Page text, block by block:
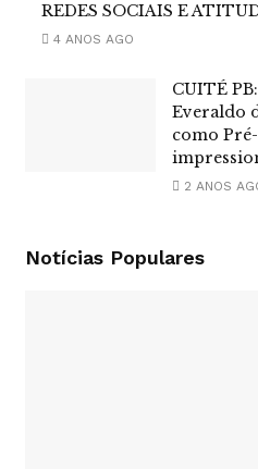
REDES SOCIAIS E
4 ANOS AGO
CUITÉ
Everaldo
como
2 ANOS
Notícias Populares